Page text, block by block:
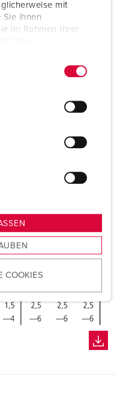
mit
Sie ihnen
im Rahmen Ihrer
COOKIES